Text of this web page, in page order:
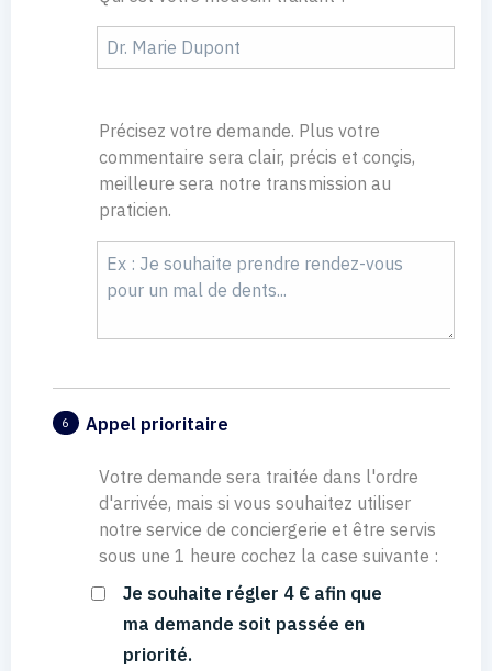
Précisez votre demande. Plus votre
commentaire sera clair, précis et conçis,
meilleure sera notre transmission au
praticien.
6 Appel prioritaire
Votre demande sera traitée dans l'ordre
d'arrivée, mais si vous souhaitez utiliser
notre service de conciergerie et être servis
sous une 1 heure cochez la case suivante :
Je souhaite régler 4 € afin que
ma demande soit passée en
priorité.